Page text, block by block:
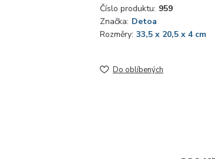
Číslo produktu: 959
Značka: Detoa
Rozměry: 33,5 x 20,5 x 4 cm
Do oblíbených